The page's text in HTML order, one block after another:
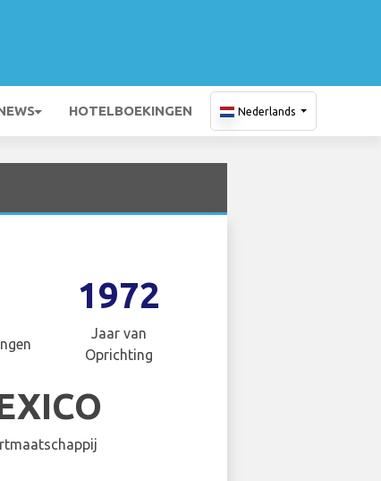
HOTELBOEKINGEN Nederlands
1972
Jaar van
Oprichting